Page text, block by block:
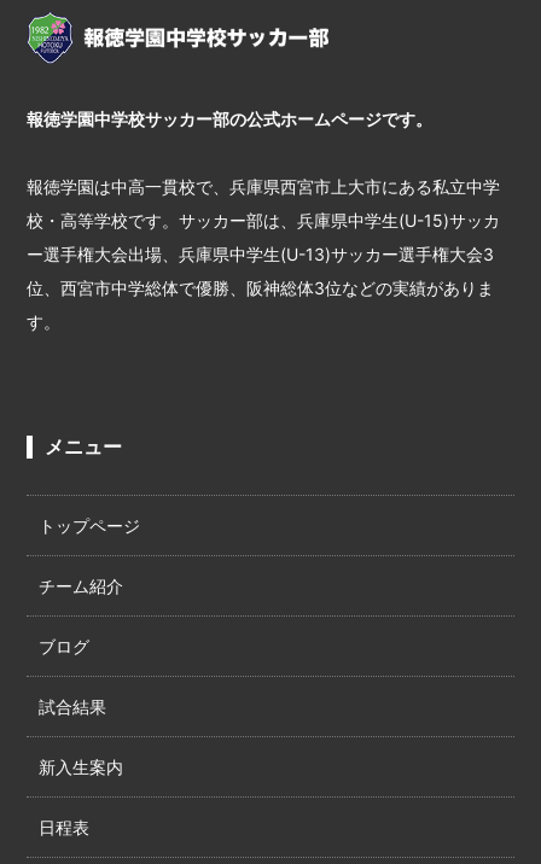
報徳学園中学校サッカー部の公式ホームページです。
報徳学園は中高一貫校で、兵庫県西宮市上大市にある私立中学
校・高等学校です。サッカー部は、兵庫県中学生(U-15)サッカ
ー選手権大会出場、兵庫県中学生(U-13)サッカー選手権大会3
位、西宮市中学総体で優勝、阪神総体3位などの実績がありま
す。
メニュー
トップページ
チーム紹介
ブログ
試合結果
新入生案内
日程表